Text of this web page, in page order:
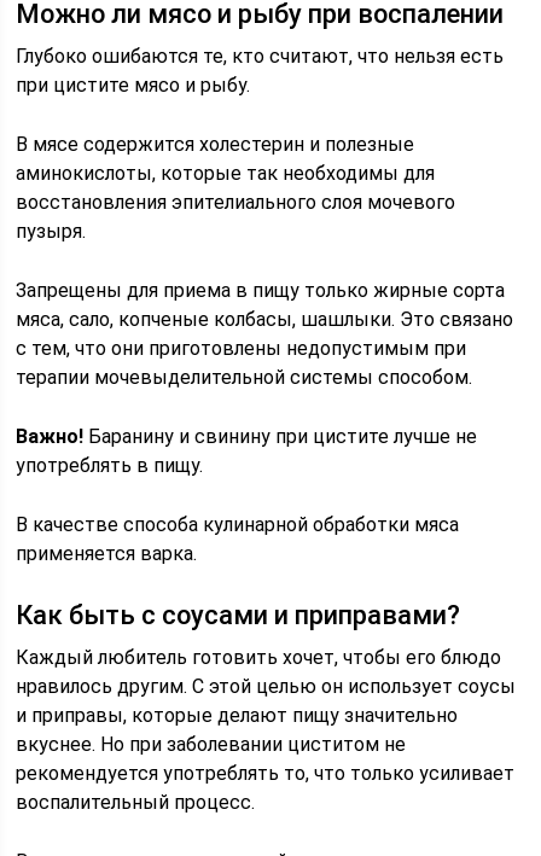
Можно ли мясо и рыбу при воспалении
Глубоко ошибаются те, кто считают, что нельзя есть
при цистите мясо и рыбу.
В мясе содержится холестерин и полезные
аминокислоты, которые так необходимы для
восстановления эпителиального слоя мочевого
пузыря.
Запрещены для приема в пищу только жирные сорта
мяса, сало, копченые колбасы, шашлыки. Это связано
с тем, что они приготовлены недопустимым при
терапии мочевыделительной системы способом.
Важно! Баранину и свинину при цистите лучше не
употреблять в пищу.
В качестве способа кулинарной обработки мяса
применяется варка.
Как быть с соусами и приправами?
Каждый любитель готовить хочет, чтобы его блюдо
нравилось другим. С этой целью он использует соусы
и приправы, которые делают пищу значительно
вкуснее. Но при заболевании циститом не
рекомендуется употреблять то, что только усиливает
воспалительный процесс.